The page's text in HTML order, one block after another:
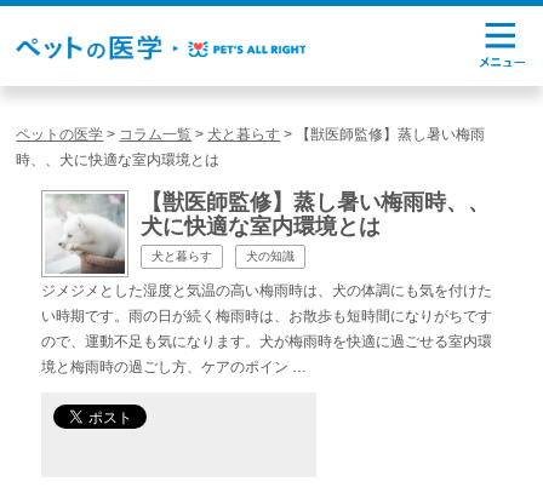
ペットの医学 > コラム一覧 >犬と暮らす >
【獣医師監修】蒸し暑い梅雨
時、、犬に快適な室内環境とは
【獣医師監修】蒸し暑い梅雨時、、
犬に快適な室内環境とは
犬と暮らす 犬の知識
ジメジメとした湿度と気温の高い梅雨時は、犬の体調にも気を付けた
い時期です。雨の日が続く梅雨時は、お散歩も短時間になりがちです
ので、運動不足も気になります。犬が梅雨時を快適に過ごせる室内環
境と梅雨時の過ごし方、ケアのポイン …